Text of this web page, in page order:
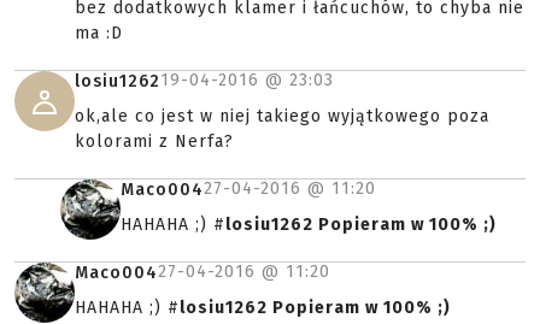
bez dodatkowych klamer i łańcuchów, to chyba nie
ma :D
losiu126219-04-2016 @ 23:03
ok,ale co jest w niej takiego wyjątkowego poza
kolorami z Nerfa?
Maco00427-04-2016 @ 11:20
HAHAHA ;) #losiu1262 Popieram w 100% ;)
Maco00427-04-2016 @ 11:20
HAHAHA ;) #losiu1262 Popieram w 100% ;)